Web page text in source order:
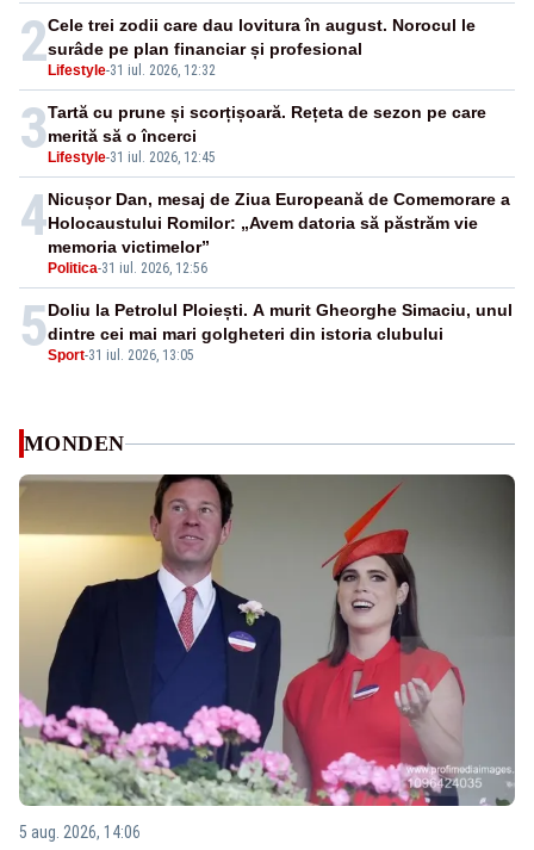
2 Lifestyle-31 iul. 2026, 12:32
Cele trei zodii care dau lovitura în august. Norocul le
surâde pe plan financiar și profesional
3 Lifestyle-31 iul. 2026, 12:45
Tartă cu prune și scorțișoară. Rețeta de sezon pe care
merită să o încerci
4
Politica-31 iul. 2026, 12:56
Nicușor Dan, mesaj de Ziua Europeană de Comemorare a
Holocaustului Romilor: „Avem datoria să păstrăm vie
memoria victimelor”
5Sport-31 iul. 2026, 13:05
Doliu la Petrolul Ploiești. A murit Gheorghe Simaciu, unul
dintre cei mai mari golgheteri din istoria clubului
MONDEN
5 aug. 2026, 14:06